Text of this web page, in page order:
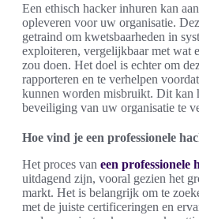
Een ethisch hacker inhuren kan
opleveren voor uw organisatie.
getraind om kwetsbaarheden in
exploiteren, vergelijkbaar met wat
zou doen. Het doel is echter om
rapporteren en te verhelpen
kunnen worden misbruikt. Dit kan
beveiliging van uw organisatie te
Hoe vind je een professionele
Het proces van een professionele
uitdagend zijn, vooral gezien het
markt. Het is belangrijk om te
met de juiste certificeringen en